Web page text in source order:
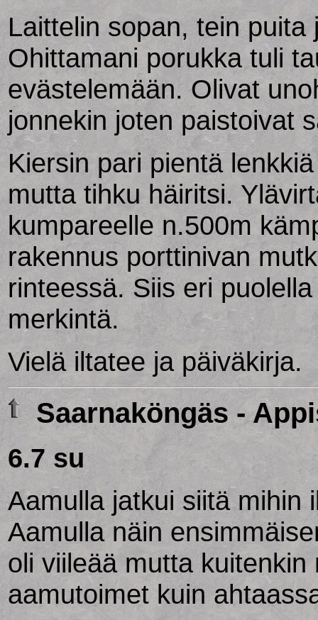
Laittelin sopan, tein puita
Ohittamani porukka tuli
evästelemään. Olivat
jonnekin joten paistoivat
Kiersin pari pientä
mutta tihku häiritsi.
kumpareelle n.500m
rakennus porttinivan
rinteessä. Siis eri
merkintä.
Vielä iltatee ja päiväkirja.
Saarnaköngäs -
6.7 su
Aamulla jatkui siitä mihin
Aamulla näin
oli viileää mutta
aamutoimet kuin